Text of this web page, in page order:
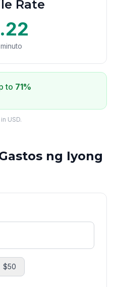
Rate
to 71%
USD.
ng Iyong
$50